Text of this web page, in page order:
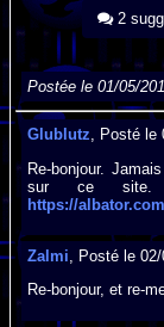
2
Postée le 01/05/
Glublutz, Posté le
Re-bonjour.
sur ce site.
https://
Zalmi, Posté le
Re-bonjour, et re-